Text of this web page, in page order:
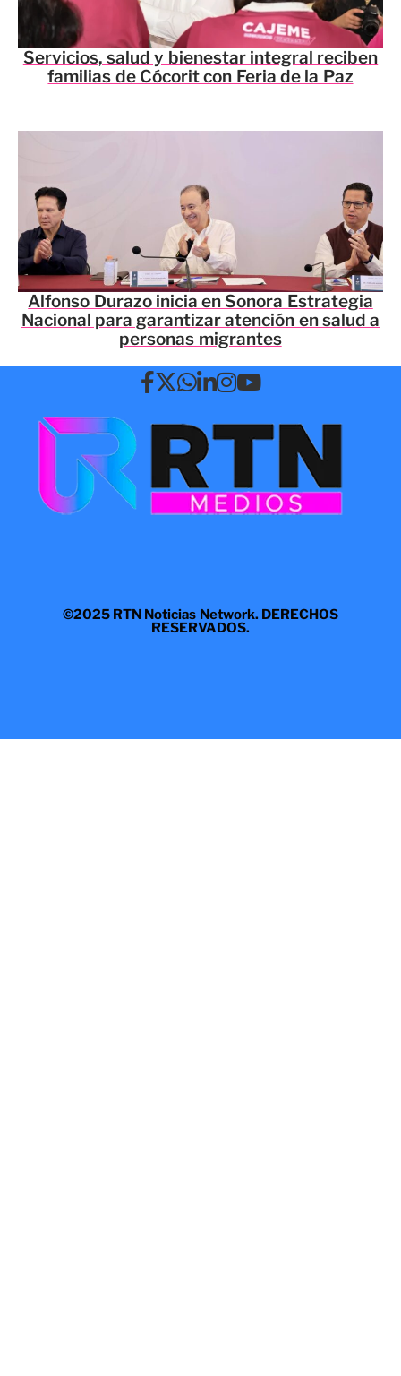
Servicios, salud y bienestar integral reciben
familias de Cócorit con Feria de la Paz
Alfonso Durazo inicia en Sonora Estrategia
Nacional para garantizar atención en salud a
personas migrantes
©2025 RTN Noticias Network. DERECHOS
RESERVADOS.